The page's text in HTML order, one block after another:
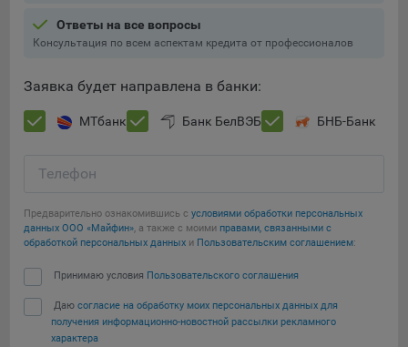
контента. Данные файлы cookie собирают информацию о
выборе пользователя на сайте и его предпочтениях и
выбранном пользователем городе и других местных
настраивать сайт.
Яндекс.Метрика, Google Analytics. Данные файлы cookie
использовал сайты, и позволяют Обществу вносить в них
улучшения.
сайта Общества посещаются чаще всего, помогают
выявлять трудности, возникающие при использовании
сайта, а также позволяют оценить эффективность
рекламы. Благодаря этому у Общества есть возможность
Сохранить мои изменения
Сохранить по умолчанию
Ответы на все вопросы
Консультация по всем аспектам кредита от профессионалов
Заявка будет направлена в банки:
МТбанк Банк БелВЭБ БНБ-Банк
Телефон
Предварительно ознакомившись с условиями обработки персональных
данных ООО «Майфин», а также с моими правами, связанными с
обработкой персональных данных и Пользовательским соглашением:
Принимаю условия Пользовательского соглашения
Даю согласие на обработку моих персональных данных для
получения информационно-новостной рассылки рекламного
характера